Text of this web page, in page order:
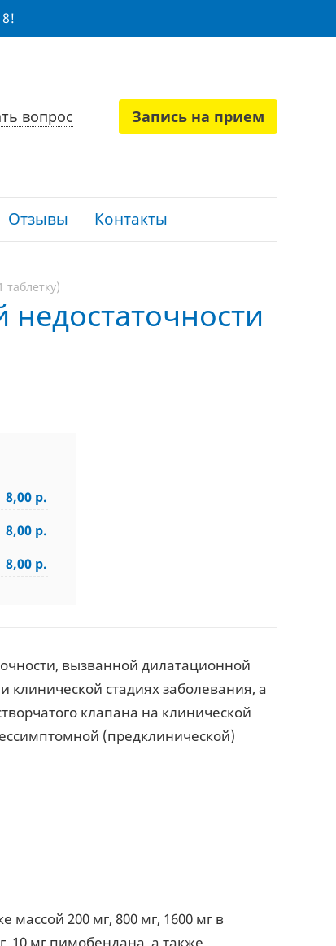
вопрос Запись на прием
Отзывы Контакты
таблетку)
8,00 р.
8,00 р.
8,00 р.
вызванной дилатационной
стадиях заболевания, а
клапана на клинической
(предклинической)
массой 200 мг, 800 мг, 1600 мг в